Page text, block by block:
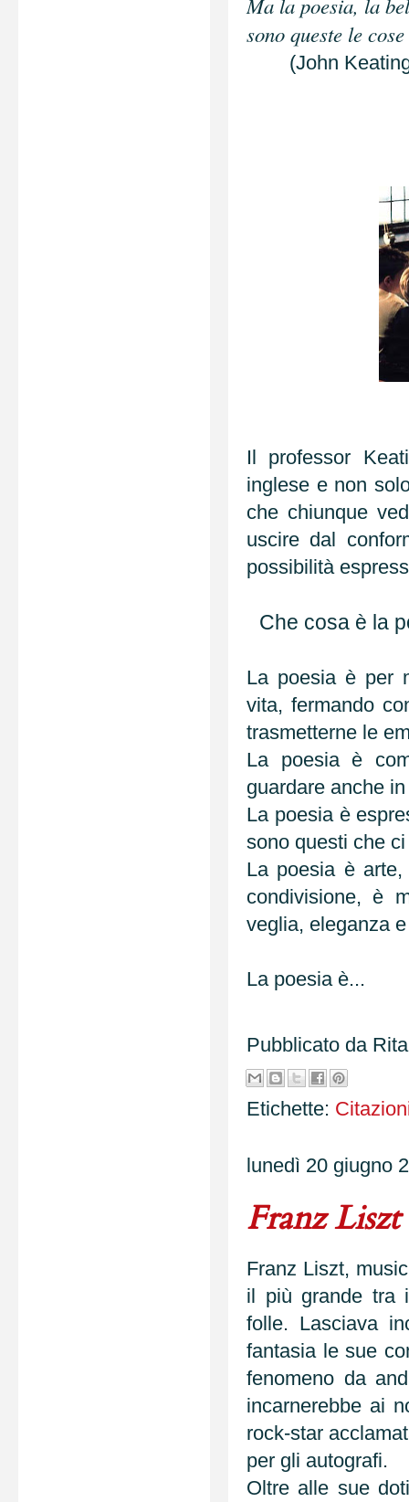
sono queste le
(John
Il professor
inglese e non
che chiunque
uscire dal
possibilità
Che cosa è la
La poesia è per
vita, fermando
trasmetterne le
La poesia è
guardare anche
La poesia è
sono questi che
La poesia è
condivisione, è
veglia, eleganza
La poesia è...
Pubblicato da
Etichette:
lunedì 20 giugno
Franz Liszt
Franz Liszt,
il più grande tra
folle. Lasciava
fantasia le sue
fenomeno da
incarnerebbe ai
rock-star
per gli autografi.
Oltre alle sue